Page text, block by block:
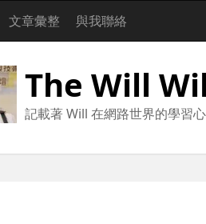
文章彙整 與我聯絡
The Will
記載著 Will 在網路世界的學習